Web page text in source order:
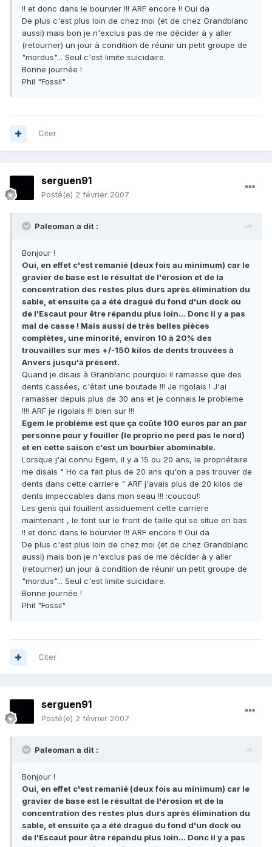
!! et donc dans le bourvier !!! ARF encore !! Oui da
De plus c'est plus loin de chez moi (et de chez Grandblanc
aussi) mais bon je n'exclus pas de me décider à y aller
(retourner) un jour à condition de réunir un petit groupe de
"mordus"... Seul c'est limite suicidaire.
Bonne journée !
Phil "Fossil"
Citer
serguen91
Posté(e) 2 février 2007
Paleoman a dit :
Bonjour !
Oui, en effet c'est remanié (deux fois au minimum) car le
gravier de base est le résultat de l'érosion et de la
concentration des restes plus durs après élimination du
sable, et ensuite ça a été dragué du fond d'un dock ou
de l'Escaut pour être répandu plus loin... Donc il y a pas
mal de casse ! Mais aussi de très belles pièces
complètes, une minorité, environ 10 à 20% des
trouvailles sur mes +/-150 kilos de dents trouvées à
Anvers jusqu'à présent.
Quand je disais à Granblanc pourquoi il ramasse que des
dents cassées, c'était une boutade !!! Je rigolais ! J'ai
ramasser depuis plus de 30 ans et je connais le probleme
!!!! ARF je rigolais !!! bien sur !!!
Egem le problème est que ça coûte 100 euros par an par
personne pour y fouiller (le proprio ne perd pas le nord)
et en cette saison c'est un bourbier abominable.
Lorsque j'ai connu Egem, il y a 15 ou 20 ans, le propriétaire
me disais " Ho ca fait plus de 20 ans qu'on a pas trouver de
dents dans cette carriere " ARF j'avais plus de 20 kilos de
dents impeccables dans mon seau !!! :coucou!:
Les gens qui fouillent assiduement cette carriere
maintenant , le font sur le front de taille qui se situe en bas
!! et donc dans le bourvier !!! ARF encore !! Oui da
De plus c'est plus loin de chez moi (et de chez Grandblanc
aussi) mais bon je n'exclus pas de me décider à y aller
(retourner) un jour à condition de réunir un petit groupe de
"mordus"... Seul c'est limite suicidaire.
Bonne journée !
Phil "Fossil"
Citer
serguen91
Posté(e) 2 février 2007
Paleoman a dit :
Bonjour !
Oui, en effet c'est remanié (deux fois au minimum) car le
gravier de base est le résultat de l'érosion et de la
concentration des restes plus durs après élimination du
sable, et ensuite ça a été dragué du fond d'un dock ou
de l'Escaut pour être répandu plus loin... Donc il y a pas